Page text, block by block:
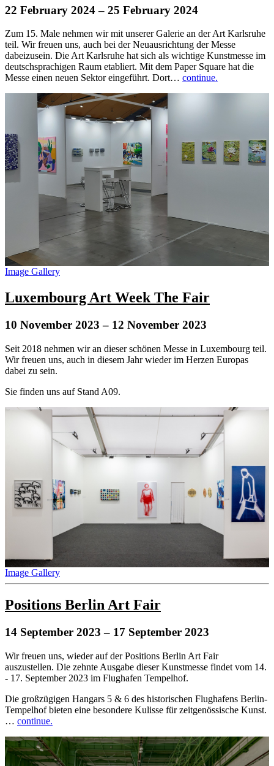
22 February 2024– 25 February 2024
Zum 15. Male nehmen wir mit unserer Galerie an der Art Karlsruhe
teil. Wir freuen uns, auch bei der Neuausrichtung der Messe
dabeizusein. Die Art Karlsruhe hat sich als wichtige Kunstmesse im
deutschsprachigen Raum etabliert. Mit dem Paper Square hat die
Messe einen neuen Sektor eingeführt. Dort… continue.
Image Gallery
Luxembourg Art Week The Fair
10 November 2023 – 12 November 2023
Seit 2018 nehmen wir an dieser schönen Messe in Luxembourg teil.
Wir freuen uns, auch in diesem Jahr wieder im Herzen Europas
dabei zu sein.
Sie finden uns auf Stand A09.
Image Gallery
Positions Berlin Art Fair
14 September 2023 – 17 September 2023
Wir freuen uns, wieder auf der Positions Berlin Art Fair
auszustellen. Die zehnte Ausgabe dieser Kunstmesse findet vom 14.
- 17. September 2023 im Flughafen Tempelhof.
Die großzügigen Hangars 5 & 6 des historischen Flughafens Berlin-
Tempelhof bieten eine besondere Kulisse für zeitgenössische Kunst.
… continue.